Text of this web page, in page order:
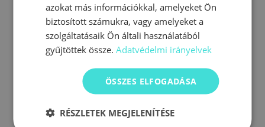
Ingyenes Wi-Fi
Szoba felszereltség
Fürdőkád vagy zuhanykabin
WC
WC papír
Törölközők
TV
azokat más információkkal, amelyeket Ön
biztosított számukra, vagy amelyeket a
szolgáltatásaik Ön általi használatából
gyűjtöttek össze.Adatvédelmi irányelvek
ÖSSZES ELFOGADÁSA
RÉSZLETEK MEGJELENÍTÉSE